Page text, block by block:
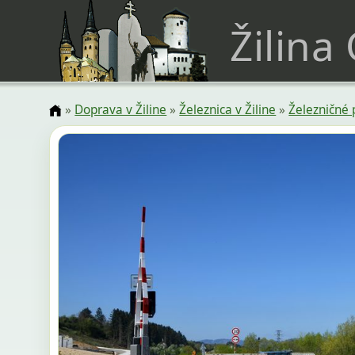
Žilina
» Doprava v Žiline »Železnica v Žiline »Železničné